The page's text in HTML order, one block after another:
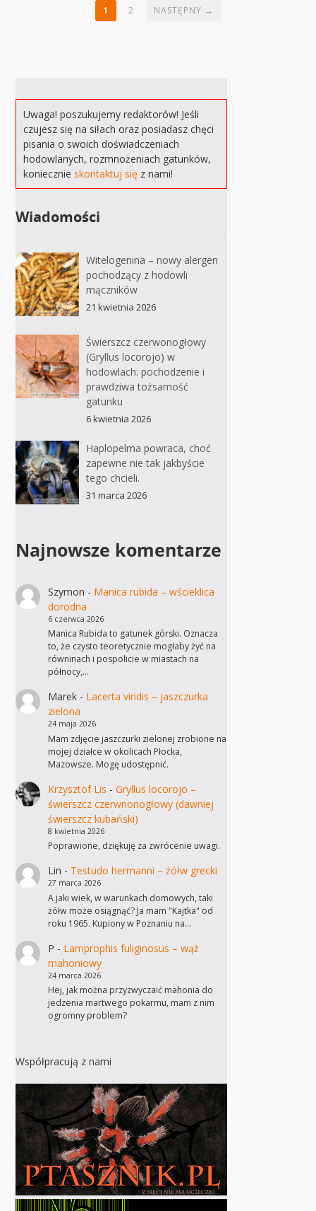
1 2 NASTĘPNY →
Uwaga! poszukujemy redaktorów! Jeśli
czujesz się na siłach oraz posiadasz chęci
pisania o swoich doświadczeniach
hodowlanych, rozmnożeniach gatunków,
koniecznieskontaktuj się z nami!
Wiadomości
Witelogenina – nowy alergen
pochodzący z hodowli
mączników
21 kwietnia 2026
Świerszcz czerwonogłowy
(Gryllus locorojo) w
hodowlach: pochodzenie i
prawdziwa tożsamość
gatunku
6 kwietnia 2026
Haplopelma powraca, choć
zapewne nie tak jakbyście
tego chcieli.
31 marca 2026
Najnowsze komentarze
Szymon - Manica rubida – wścieklica
dorodna
6 czerwca 2026
Manica Rubida to gatunek górski. Oznacza
to, że czysto teoretycznie mogłaby żyć na
równinach i pospolicie w miastach na
północy,…
Marek- Lacerta viridis – jaszczurka
zielona
24 maja 2026
Mam zdjęcie jaszczurki zielonej zrobione na
mojej działce w okolicach Płocka,
Mazowsze. Mogę udostępnić.
Krzysztof Lis - Gryllus locorojo –
świerszcz czerwnonogłowy (dawniej
świerszcz kubański)
8 kwietnia 2026
Poprawione, dziękuję za zwrócenie uwagi.
Lin - Testudo hermanni – żółw grecki
27 marca 2026
A jaki wiek, w warunkach domowych, taki
żółw może osiągnąć? Ja mam "Kajtka" od
roku 1965. Kupiony w Poznaniu na…
P - Lamprophis fuliginosus – wąż
mahoniowy
24 marca 2026
Hej, jak można przyzwyczaić mahonia do
jedzenia martwego pokarmu, mam z nim
ogromny problem?
Współpracują z nami